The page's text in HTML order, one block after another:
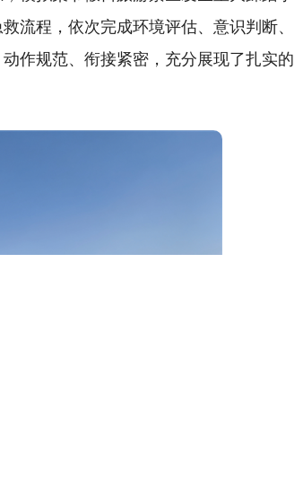
流程，依次完成环境评估、意识判断、
作规范、衔接紧密，充分展现了扎实的